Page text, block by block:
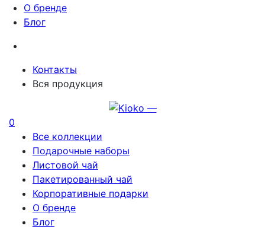
О бренде
Блог
Контакты
Вся продукция
0
Все коллекции
Подарочные наборы
Листовой чай
Пакетированный чай
Корпоративные подарки
О бренде
Блог